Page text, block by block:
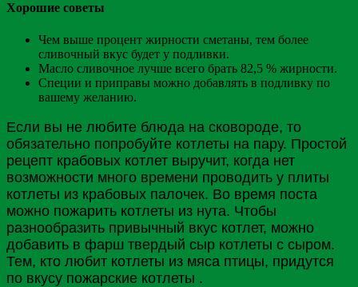
Хорошие советы
Чем выше процент жирности сметаны, тем более
сливочный вкус будет у подливки.
Масло сливочное лучше всего брать 82,5 % жирности.
Специи и приправы можно добавлять в подливку по
вашему желанию.
Если вы не любите блюда на сковороде, то
обязательно попробуйте котлеты на пару. Простой
рецепт крабовых котлет выручит, когда нет
возможности много времени проводить у плиты
котлеты из крабовых палочек. Во время поста
можно пожарить котлеты из нута. Чтобы
разнообразить привычный вкус котлет, можно
добавить в фарш твердый сыр котлеты с сыром.
Тем, кто любит котлеты из мяса птицы, придутся
по вкусу пожарские котлеты .